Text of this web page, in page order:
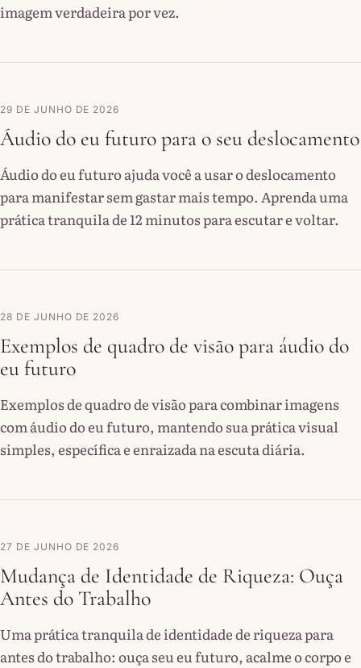
imagem verdadeira por vez.
29 DE JUNHO DE 2026
Áudio do eu futuro para o seu deslocamento
Áudio do eu futuro ajuda você a usar o deslocamento
para manifestar sem gastar mais tempo. Aprenda uma
prática tranquila de 12 minutos para escutar e voltar.
28 DE JUNHO DE 2026
Exemplos de quadro de visão para áudio do
eu futuro
Exemplos de quadro de visão para combinar imagens
com áudio do eu futuro, mantendo sua prática visual
simples, específica e enraizada na escuta diária.
27 DE JUNHO DE 2026
Mudança de Identidade de Riqueza: Ouça
Antes do Trabalho
Uma prática tranquila de identidade de riqueza para
antes do trabalho: ouça seu eu futuro, acalme o corpo e